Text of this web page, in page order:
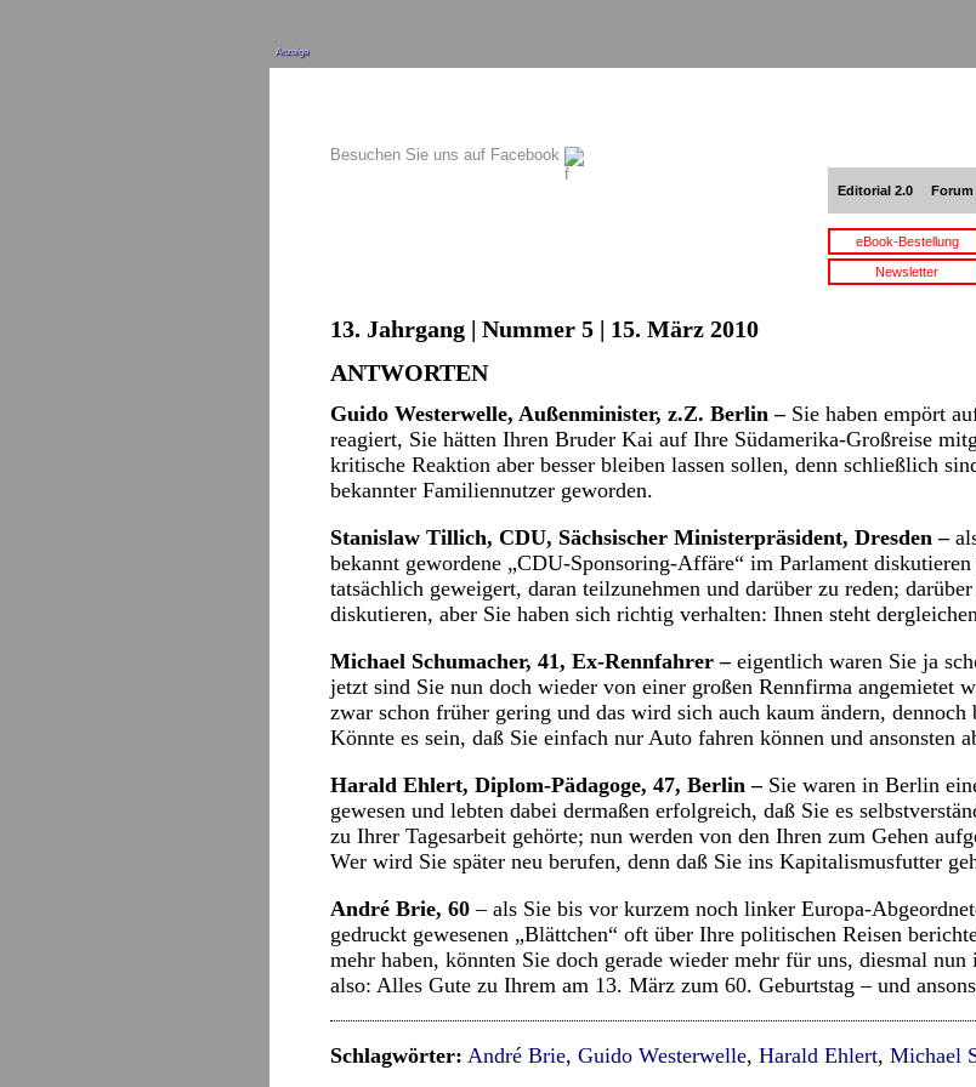
Anzeige
Besuchen Sie uns auf Facebook
Editorial 2.0 Forum
eBook-Bestellung
Newsletter
13. Jahrgang | Nummer 5 | 15. März 2010
ANTWORTEN
Guido Westerwelle, Außenminister, z.Z. Berlin –Sie haben empört
reagiert, Sie hätten Ihren Bruder Kai auf Ihre Südamerika-Großreise
kritische Reaktion aber besser bleiben lassen sollen, denn schließlich
bekannter Familiennutzer geworden.
Stanislaw Tillich, CDU, Sächsischer Ministerpräsident, Dresden –
bekannt gewordene „CDU-Sponsoring-Affäre“ im Parlament
tatsächlich geweigert, daran teilzunehmen und darüber zu reden;
diskutieren, aber Sie haben sich richtig verhalten: Ihnen steht
Michael Schumacher, 41, Ex-Rennfahrer –eigentlich waren Sie ja
jetzt sind Sie nun doch wieder von einer großen Rennfirma angemietet
zwar schon früher gering und das wird sich auch kaum ändern,
Könnte es sein, daß Sie einfach nur Auto fahren können und ansonsten
Harald Ehlert, Diplom-Pädagoge, 47, Berlin –Sie waren in Berlin
gewesen und lebten dabei dermaßen erfolgreich, daß Sie es
zu Ihrer Tagesarbeit gehörte; nun werden von den Ihren zum Gehen
Wer wird Sie später neu berufen, denn daß Sie ins Kapitalismusfutter
André Brie, 60 – als Sie bis vor kurzem noch linker Europa-
gedruckt gewesenen „Blättchen“ oft über Ihre politischen Reisen
mehr haben, könnten Sie doch gerade wieder mehr für uns, diesmal
also: Alles Gute zu Ihrem am 13. März zum 60. Geburtstag – und
Schlagwörter: André Brie, Guido Westerwelle, Harald Ehlert, Michael